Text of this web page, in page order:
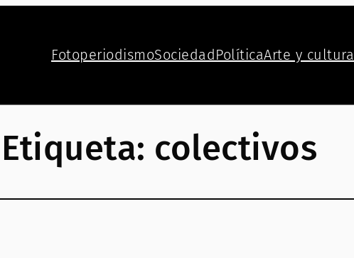
FotoperiodismoSociedadPolíticaArte y cultura
Etiqueta: colectivos